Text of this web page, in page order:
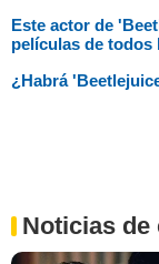
Este actor de
películas de todos
¿Habrá
Noticias de